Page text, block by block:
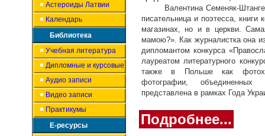
Астероиды Латвии
Календарь
Библиотека
Учебная литература
Дипломные и курсовые
Аудио записи
Видео записи
Практикумы
Е-ресурсы
Валентина Семеняк-Штангей
писательница и поэтесса, книги
магазинах, но и в церкви.
мамою?». Как журналистка она
дипломантом конкурса
лауреатом литературного
также в Польше как
фотографии,
представлена в рамках Года
Подробнее...